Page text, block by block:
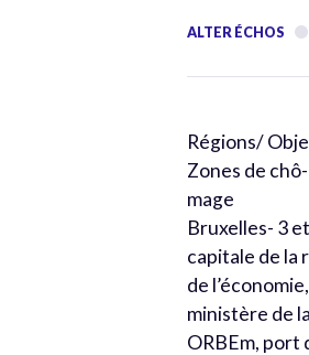
ALTER ÉCHOS
Régions/
Zones de
mage
Bruxelles- 3
capitale de la
de
ministère de
ORBEm, port